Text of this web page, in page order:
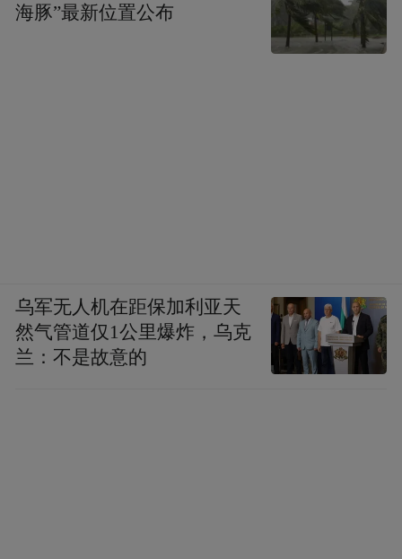
海豚”最新位置公布
乌军无人机在距保加利亚天
然气管道仅1公里爆炸，乌克
兰：不是故意的